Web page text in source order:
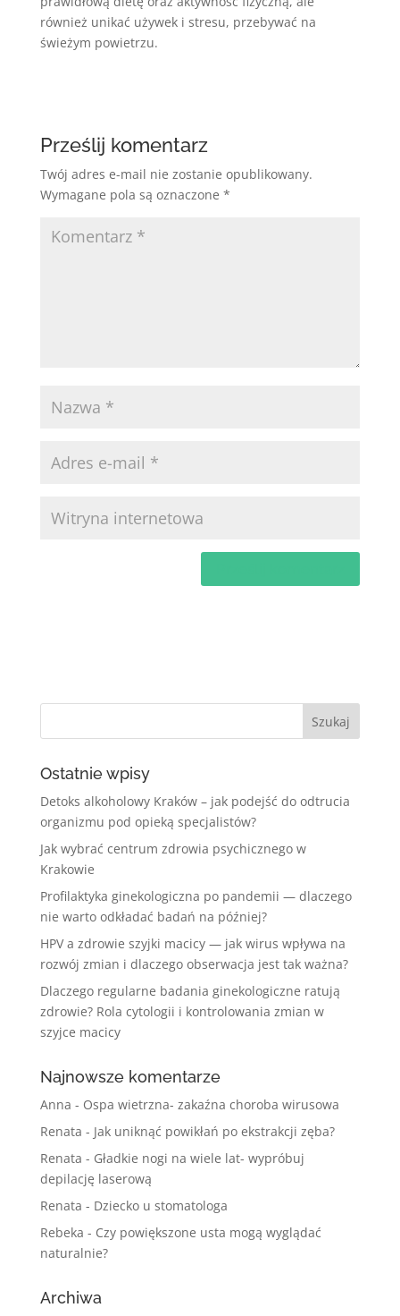
również unikać używek i stresu, przebywać na
świeżym powietrzu.
Prześlij komentarz
Twój adres e-mail nie zostanie opublikowany.
Wymagane pola są oznaczone *
Ostatnie wpisy
Detoks alkoholowy Kraków – jak podejść do odtrucia
organizmu pod opieką specjalistów?
Jak wybrać centrum zdrowia psychicznego w
Krakowie
Profilaktyka ginekologiczna po pandemii — dlaczego
nie warto odkładać badań na później?
HPV a zdrowie szyjki macicy — jak wirus wpływa na
rozwój zmian i dlaczego obserwacja jest tak ważna?
Dlaczego regularne badania ginekologiczne ratują
zdrowie? Rola cytologii i kontrolowania zmian w
szyjce macicy
Najnowsze komentarze
Anna - Ospa wietrzna- zakaźna choroba wirusowa
Renata - Jak uniknąć powikłań po ekstrakcji zęba?
Renata - Gładkie nogi na wiele lat- wypróbuj
depilację laserową
Renata - Dziecko u stomatologa
Rebeka - Czy powiększone usta mogą wyglądać
naturalnie?
Archiwa